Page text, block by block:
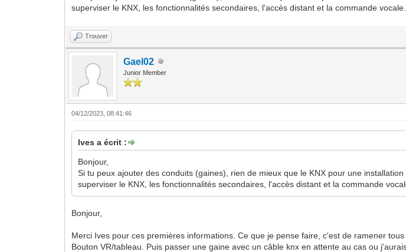
superviser le KNX, les fonctionnalités secondaires, l'accès distant et la commande vocale.
Trouver
Gael02
Junior Member
04/12/2023, 08:41:46
Ives a écrit :
Bonjour,
Si tu peux ajouter des conduits (gaines), rien de mieux que le KNX pour une
superviser le KNX, les fonctionnalités secondaires, l'accès distant et la commande
Bonjour,
Merci Ives pour ces premières informations. Ce que je pense faire, c'est de ramener
Bouton VR/tableau. Puis passer une gaine avec un câble knx en attente au cas ou